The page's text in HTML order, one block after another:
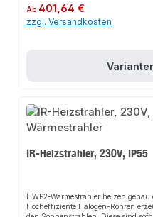
Regulärer Preis:
Ab 401,64 €
zzgl. Versandkosten
IR-Heizstrahler, 230V, IP55
HWP2-Wärmestrahler heizen genau
Hocheffiziente Halogen-Röhren